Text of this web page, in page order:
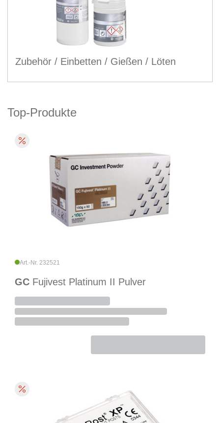
Zubehör / Einbetten / Gießen / Löten
Top-Produkte
Art.-Nr. 232521
GC Fujivest Platinum II Pulver